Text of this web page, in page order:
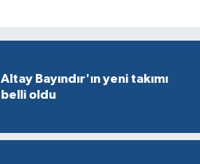
Altay Bayındır'ın yeni takımı
belli oldu